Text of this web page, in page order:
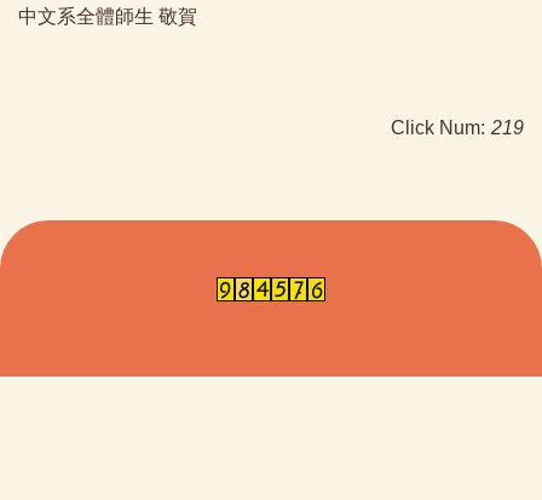
中文系全體師生 敬賀
Click Num: 219